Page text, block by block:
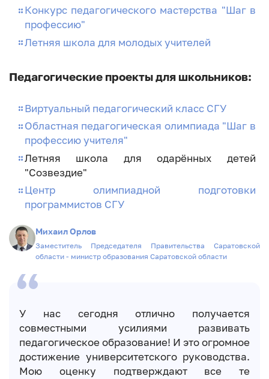
Конкурс педагогического мастерства "Шаг в
профессию"
Летняя школа для молодых учителей
Педагогические проекты для школьников:
Виртуальный педагогический класс СГУ
Областная педагогическая олимпиада "Шаг в
профессию учителя"
Летняя школа для одарённых детей
"Созвездие"
Центр олимпиадной подготовки
программистов СГУ
Михаил Орлов
Заместитель Председателя Правительства Саратовской
области - министр образования Саратовской области
У нас сегодня отлично получается
совместными усилиями развивать
педагогическое образование! И это огромное
достижение университетского руководства.
Мою оценку подтверждают все те